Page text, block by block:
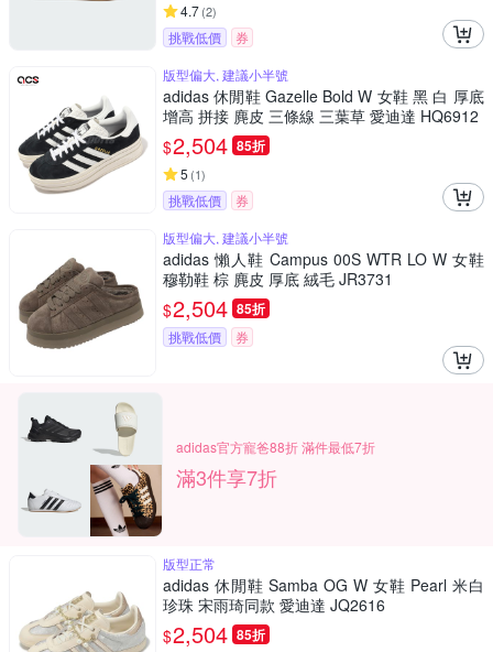
4.7(2)
挑戰低價
券
版型偏大, 建議小半號
adidas 休閒鞋 Gazelle Bold W 女鞋 黑 白 厚底
增高 拼接 麂皮 三條線 三葉草 愛迪達 HQ6912
$2,504 85折
5 (1)
挑戰低價
券
版型偏大, 建議小半號
adidas 懶人鞋 Campus 00S WTR LO W 女鞋
穆勒鞋 棕 麂皮 厚底 絨毛 JR3731
$2,504 85折
挑戰低價 券
adidas官方寵爸88折 滿件最低7折
滿3件享7折
版型正常
adidas 休閒鞋 Samba OG W 女鞋 Pearl 米白
珍珠 宋雨琦同款 愛迪達 JQ2616
$2,504 85折